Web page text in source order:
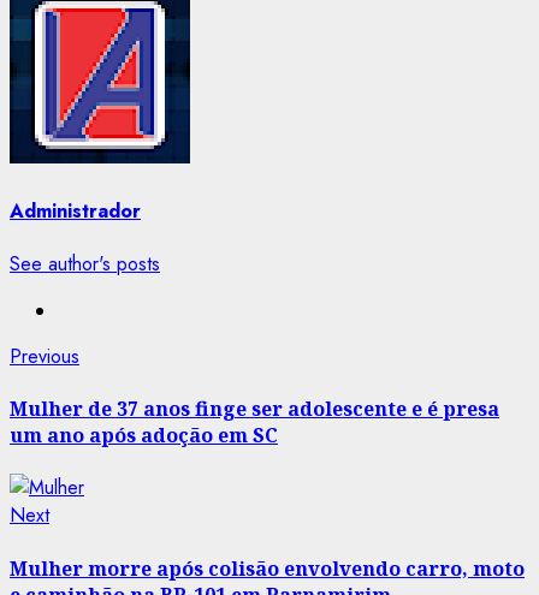
Administrador
See author's posts
Post
navigation
Previous
Mulher de 37 anos finge ser adolescente e é presa
um ano após adoção em SC
NextNext
Mulher morre após colisão envolvendo carro, moto